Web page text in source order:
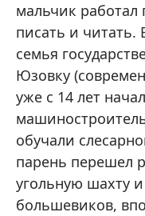
мальчик работал
писать и читать.
семья
Юзовку
уже с 14 лет
обучали
парень перешел
угольную шахту
большевиков,